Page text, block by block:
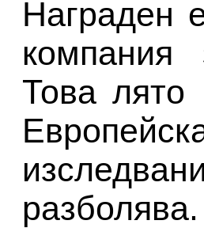
Награден
компания
Това
разболява.